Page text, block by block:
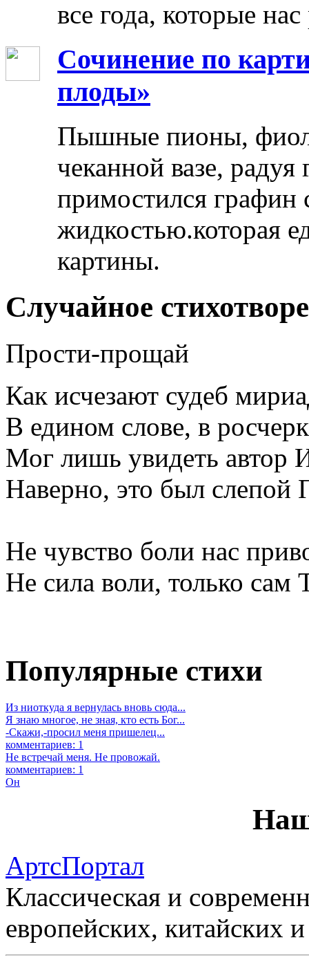
все года, которые
Сочинение по
плоды»
Пышные пионы,
чеканной вазе,
примостился графин
жидкостью.которая
картины.
Случайное
Прости-прощай
Как исчезают судеб
В едином слове, в
Мог лишь увидеть автор
Наверно, это был слепой
Не чувство боли нас
Не сила воли, только сам
Популярные стихи
Из ниоткуда я вернулась вновь сюда...
Я знаю многое, не зная, кто есть Бог...
-Скажи,-просил меня пришелец...
комментариев: 1
Не встречай меня. Не провожай.
комментариев: 1
Он
АртсПортал
Классическая и
европейских, китайских